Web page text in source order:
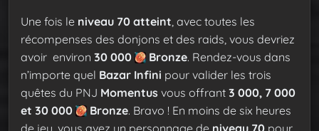
Une fois le niveau 70 atteint , avec toutes les
récompenses des donjons et des raids, vous devriez
avoir environ 30 000 Bronze. Rendez-vous dans
n’importe quel Bazar Infini pour valider les trois
quêtes du PNJ Momentus vous offrant 3 000, 7 000
et 30 000
Bronze. Bravo ! En moins de six heures
de jeu, vous avez un personnage de niveau 70 pour